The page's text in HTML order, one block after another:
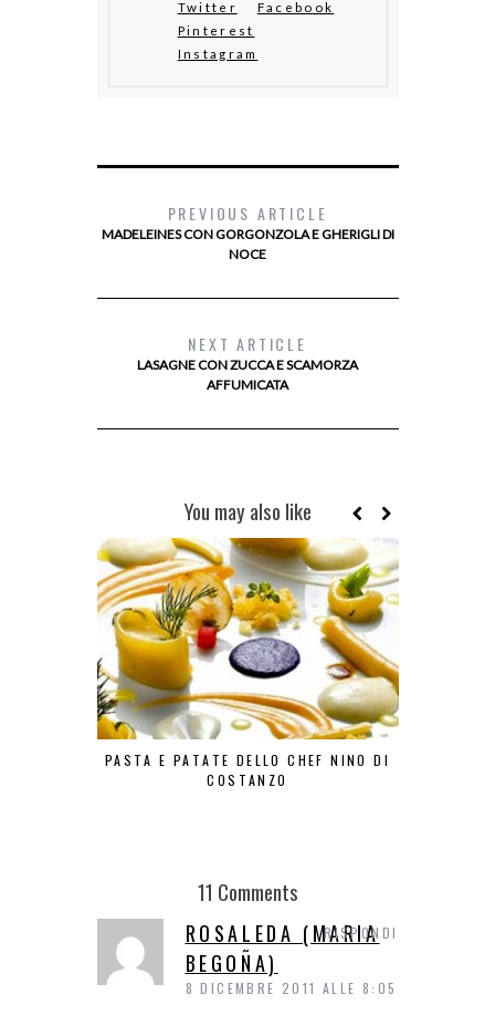
Twitter
Facebook
Pinterest
Instagram
PREVIOUS ARTICLE
MADELEINES CON GORGONZOLA E GHERIGLI DI
NOCE
NEXT ARTICLE
LASAGNE CON ZUCCA E SCAMORZA
AFFUMICATA
You may also like
PASTA E PATATE DELLO CHEF NINO DI
COSTANZO
11 Comments
ROSALEDA (MARIA
BEGOÑA)
8 DICEMBRE 2011 ALLE 8:05
RISPONDI